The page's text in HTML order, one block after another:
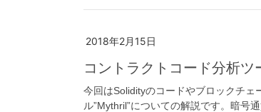
2018年2月15日
コントラクトコード分析
今回はSolidityのコードやブロックチェ
ル”Mythril”についての解説です。暗号